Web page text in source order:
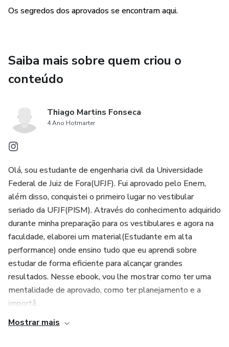
Ter um método é importante porque fornece uma
as ações tomadas sejam consistentes e eficazes.
A partir desse ebook, você se tornará um estudante
resultado das técnicas e atitudes aprendidas nesse
treinamento!
Os segredos dos aprovados se encontram aqui.
Saiba mais sobre quem criou o
conteúdo
Thiago Martins Fonseca
4 Ano Hotmarter
Olá, sou estudante de engenharia civil da Universidade
Federal de Juiz de Fora(UFJF). Fui aprovado pelo Enem,
além disso, conquistei o primeiro lugar no vestibular
seriado da UFJF(PISM). Através do conhecimento adquirido
durante minha preparação para os vestibulares e agora na
faculdade, elaborei um material(Estudante em alta
performance) onde ensino tudo que eu aprendi sobre
estudar de forma eficiente para alcançar grandes
resultados. Nesse ebook, vou lhe mostrar como ter uma
mentalidade de aprovado, como ter planejamento e a
importâ...
Mostrar mais